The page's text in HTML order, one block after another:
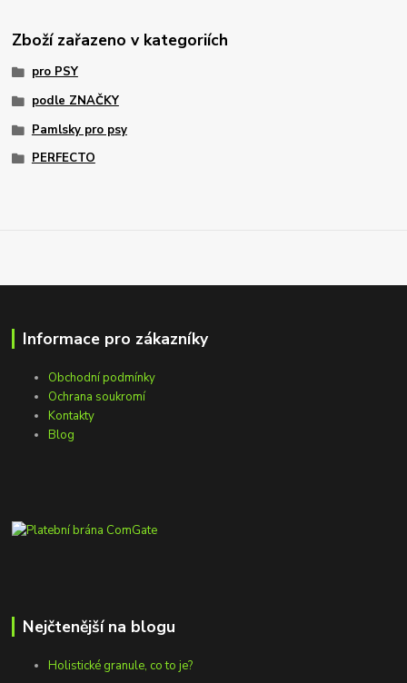
Zboží zařazeno v kategoriích
pro PSY
podle ZNAČKY
Pamlsky pro psy
PERFECTO
Informace pro zákazníky
Obchodní podmínky
Ochrana soukromí
Kontakty
Blog
Nejčtenější na blogu
Holistické granule, co to je?